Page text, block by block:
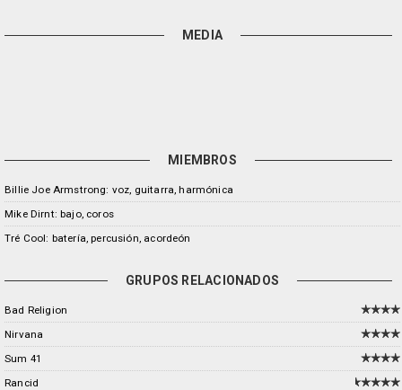
MEDIA
MIEMBROS
Billie Joe Armstrong: voz, guitarra, harmónica
Mike Dirnt: bajo, coros
Tré Cool: batería, percusión, acordeón
GRUPOS RELACIONADOS
Bad Religion
Nirvana
Sum 41
Rancid